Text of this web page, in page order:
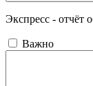
Экспресс - отчёт
Важно